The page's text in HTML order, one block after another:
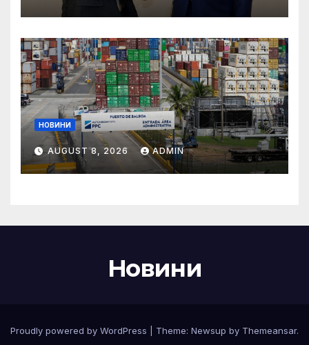
НОВИНИ
AUGUST 8, 2026 ADMIN
Новини
Proudly powered by WordPress Theme: Newsup by Themeansar.